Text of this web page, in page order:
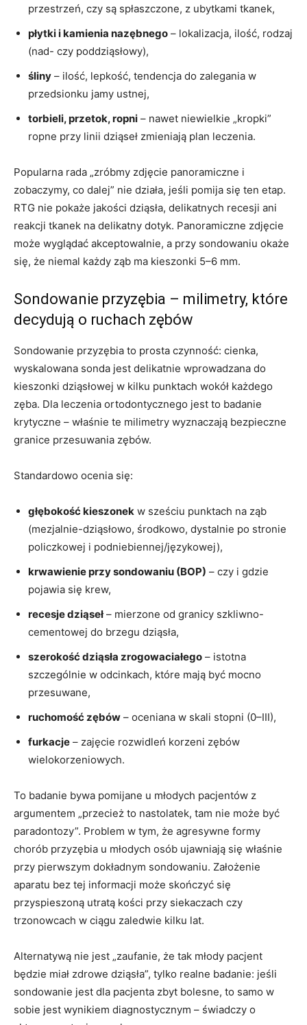
przestrzeń, czy są spłaszczone, z ubytkami tkanek,
płytki i kamienia nazębnego – lokalizacja, ilość, rodzaj
(nad- czy poddziąsłowy),
śliny – ilość, lepkość, tendencja do zalegania w
przedsionku jamy ustnej,
torbieli, przetok, ropni – nawet niewielkie „kropki”
ropne przy linii dziąseł zmieniają plan leczenia.
Popularna rada „zróbmy zdjęcie panoramiczne i
zobaczymy, co dalej” nie działa, jeśli pomija się ten etap.
RTG nie pokaże jakości dziąsła, delikatnych recesji ani
reakcji tkanek na delikatny dotyk. Panoramiczne zdjęcie
może wyglądać akceptowalnie, a przy sondowaniu okaże
się, że niemal każdy ząb ma kieszonki 5–6 mm.
Sondowanie przyzębia – milimetry, które
decydują o ruchach zębów
Sondowanie przyzębia to prosta czynność: cienka,
wyskalowana sonda jest delikatnie wprowadzana do
kieszonki dziąsłowej w kilku punktach wokół każdego
zęba. Dla leczenia ortodontycznego jest to badanie
krytyczne – właśnie te milimetry wyznaczają bezpieczne
granice przesuwania zębów.
Standardowo ocenia się:
głębokość kieszonek w sześciu punktach na ząb
(mezjalnie-dziąsłowo, środkowo, dystalnie po stronie
policzkowej i podniebiennej/językowej),
krwawienie przy sondowaniu (BOP) – czy i gdzie
pojawia się krew,
recesje dziąseł– mierzone od granicy szkliwno-
cementowej do brzegu dziąsła,
szerokość dziąsła zrogowaciałego – istotna
szczególnie w odcinkach, które mają być mocno
przesuwane,
ruchomość zębów – oceniana w skali stopni (0–III),
furkacje – zajęcie rozwidleń korzeni zębów
wielokorzeniowych.
To badanie bywa pomijane u młodych pacjentów z
argumentem „przecież to nastolatek, tam nie może być
paradontozy”. Problem w tym, że agresywne formy
chorób przyzębia u młodych osób ujawniają się właśnie
przy pierwszym dokładnym sondowaniu. Założenie
aparatu bez tej informacji może skończyć się
przyspieszoną utratą kości przy siekaczach czy
trzonowcach w ciągu zaledwie kilku lat.
Alternatywą nie jest „zaufanie, że tak młody pacjent
będzie miał zdrowe dziąsła”, tylko realne badanie: jeśli
sondowanie jest dla pacjenta zbyt bolesne, to samo w
sobie jest wynikiem diagnostycznym – świadczy o